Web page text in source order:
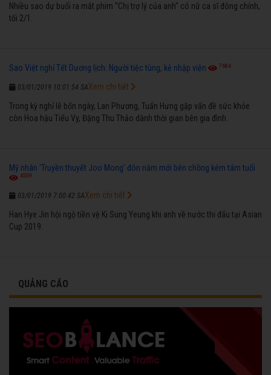
Nhiều sao dự buổi ra mắt phim "Chị trợ lý của anh" có nữ ca sĩ đóng chính,
tối 2/1.
Sao Việt nghỉ Tết Dương lịch: Người tiệc tùng, kẻ nhập viện 7684
03/01/2019 10:01:54 SA
Trong kỳ nghỉ lễ bốn ngày, Lan Phương, Tuấn Hưng gặp vấn đề sức khỏe
còn Hoa hậu Tiểu Vy, Đặng Thu Thảo dành thời gian bên gia đình.
Xem chi tiết
Mỹ nhân 'Truyền thuyết Joo Mong' đón năm mới bên chồng kém tám tuổi
4509
03/01/2019 7:00:42 SA
Han Hye Jin hội ngộ tiền vệ Ki Sung Yeung khi anh về nước thi đấu tại Asian
Cup 2019.
Xem chi tiết
QUẢNG CÁO